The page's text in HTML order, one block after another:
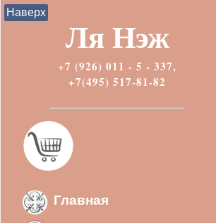
Ля Нэж
+7 (926) 011 - 5 - 337,
+7(495) 517-81-82
Главная
Наверх